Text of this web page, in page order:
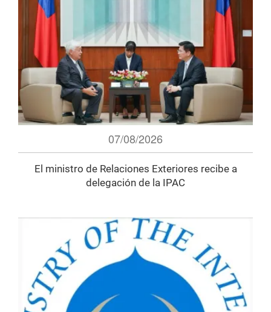
07/08/2026
El ministro de Relaciones Exteriores recibe a
delegación de la IPAC